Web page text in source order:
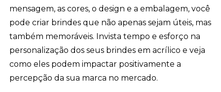
mensagem, as cores, o design e a embalagem, você
pode criar brindes que não apenas sejam úteis, mas
também memoráveis. Invista tempo e esforço na
personalização dos seus brindes em acrílico e veja
como eles podem impactar positivamente a
percepção da sua marca no mercado.